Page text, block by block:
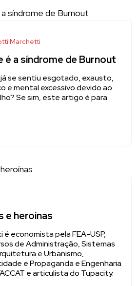
Marchetti
é a síndrome de Burnout
se sentiu esgotado, exausto,
e mental excessivo devido ao
Se sim, este artigo é para
e heroínas
é economista pela FEA-USP,
de Administração, Sistemas
e Urbanismo,
e Propaganda e Engenharia
e articulista do Tupacity.